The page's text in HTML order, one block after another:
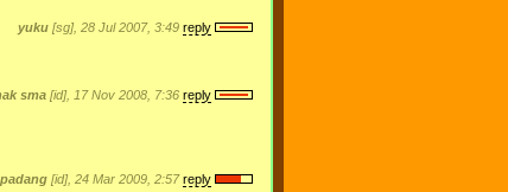
yuku [sg], 28 Jul 2007, 3:49 reply
sma [id], 17 Nov 2008, 7:36 reply
padang [id], 24 Mar 2009, 2:57reply